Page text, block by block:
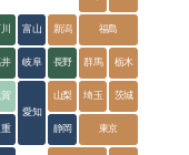
福島
新潟
群馬 栃木
埼玉 茨城
東京
山梨
長野
富山
岐阜
愛知
静岡